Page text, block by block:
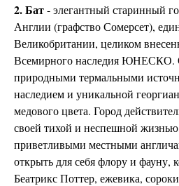
2. Бат- элегантный старинный
Англии (графство Сомерсет),
Великобритании, целиком
Всемирного наследия ЮНЕСКО.
природными термальными
наследием и уникальной
медового цвета. Город
своей тихой и неспешной
приветливыми местными
открыть для себя флору и фауну,
Беатрикс Поттер, ежевика,